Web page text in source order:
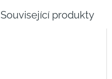
Související produkty